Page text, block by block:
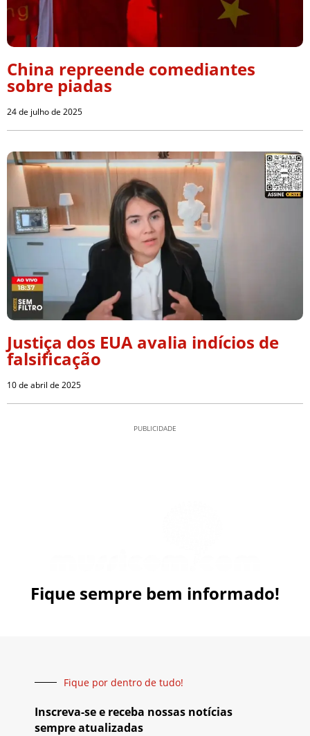
China repreende comediantes
sobre piadas
24 de julho de 2025
Justiça dos EUA avalia indícios de
falsificação
10 de abril de 2025
PUBLICIDADE
Fique sempre bem informado!
Fique por dentro de tudo!
Inscreva-se e receba nossas notícias
sempre atualizadas